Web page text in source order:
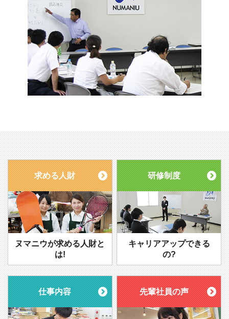
求める人財
ヌマニウが求める人財と
は!
研修制度
キャリアアップできる
の?
仕事内容 先輩社員の声